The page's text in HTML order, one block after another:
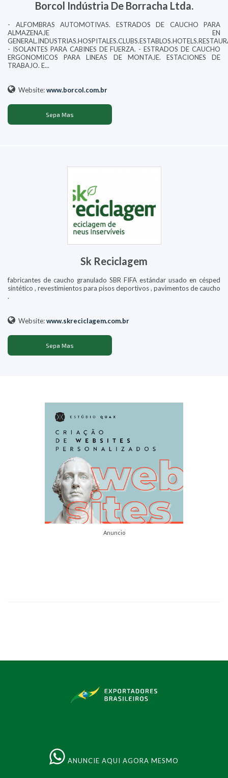
Borcol Indústria De Borracha Ltda.
- ALFOMBRAS AUTOMOTIVAS. ESTRADOS DE CAUCHO PARA
ALMAZENAJE EN
- ISOLANTES PARA CABINES DE FUERZA. - ESTRADOS DE CAUCHO
ERGONOMICOS PARA LINEAS DE MONTAJE. ESTACIONES DE
TRABAJO. E...
Website:www.borcol.com.br
Sepa Mas
Sk Reciclagem
fabricantes de caucho granulado SBR FIFA estándar usado en césped
sintético , revestimientos para pisos deportivos , pavimentos de caucho
.
Website:www.skreciclagem.com.br
Sepa Mas
Anuncio
ANUNCIE AQUI AGORA MESMO